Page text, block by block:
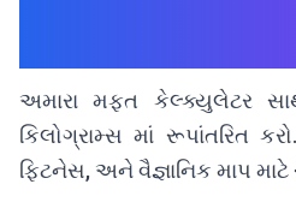
અમારા મફત કેલ્ક્યુલેટર
કિલોગ્રામ્સ માં રૂપાંતરિત
ફિટનેસ, અને વૈજ્ઞાનિક માપ